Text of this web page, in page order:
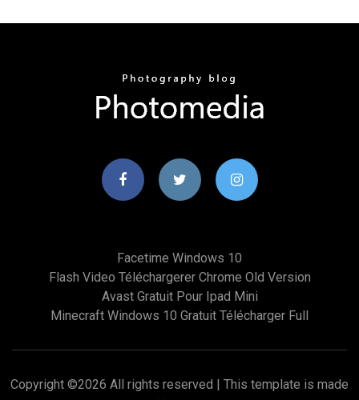
Facetime Windows 10
Flash Video Téléchargerer Chrome Old Version
Avast Gratuit Pour Ipad Mini
Minecraft Windows 10 Gratuit Télécharger Full
Copyright ©2026 All rights reserved | This template is made